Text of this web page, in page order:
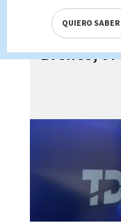
Brenes,
QUIERO